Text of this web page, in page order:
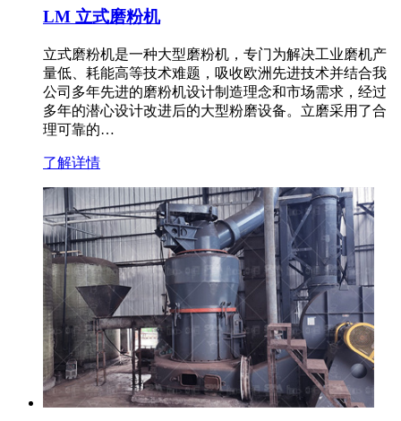
LM 立式磨粉机
立式磨粉机是一种大型磨粉机，专门为解决工业磨机产
量低、耗能高等技术难题，吸收欧洲先进技术并结合我
公司多年先进的磨粉机设计制造理念和市场需求，经过
多年的潜心设计改进后的大型粉磨设备。立磨采用了合
理可靠的…
了解详情